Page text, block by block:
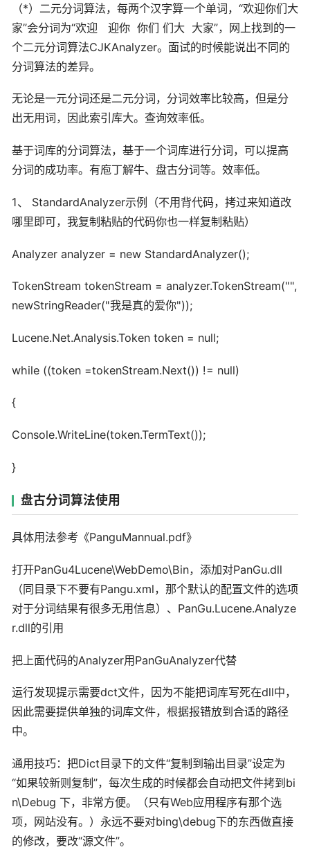
（*）二元分词算法，每两个汉字算一个单词，“欢迎你们大
家”会分词为“欢迎 迎你 你们 们大 大家”，网上找到的一
个二元分词算法CJKAnalyzer。面试的时候能说出不同的
分词算法的差异。
无论是一元分词还是二元分词，分词效率比较高，但是分
出无用词，因此索引库大。查询效率低。
基于词库的分词算法，基于一个词库进行分词，可以提高
分词的成功率。有庖丁解牛、盘古分词等。效率低。
1、 StandardAnalyzer示例（不用背代码，拷过来知道改
哪里即可，我复制粘贴的代码你也一样复制粘贴）
Analyzer analyzer = new StandardAnalyzer();
TokenStream tokenStream = analyzer.TokenStream("",
newStringReader("我是真的爱你"));
Lucene.Net.Analysis.Token token = null;
while ((token =tokenStream.Next()) != null)
{
Console.WriteLine(token.TermText());
}
盘古分词算法使用
具体用法参考《PanguMannual.pdf》
打开PanGu4Lucene\WebDemo\Bin，添加对PanGu.dll
（同目录下不要有Pangu.xml，那个默认的配置文件的选项
对于分词结果有很多无用信息）、PanGu.Lucene.Analyze
r.dll的引用
把上面代码的Analyzer用PanGuAnalyzer代替
运行发现提示需要dct文件，因为不能把词库写死在dll中，
因此需要提供单独的词库文件，根据报错放到合适的路径
中。
通用技巧：把Dict目录下的文件“复制到输出目录”设定为
“如果较新则复制”，每次生成的时候都会自动把文件拷到bi
n\Debug 下，非常方便。（只有Web应用程序有那个选
项，网站没有。）永远不要对bing\debug下的东西做直接
的修改，要改“源文件”。